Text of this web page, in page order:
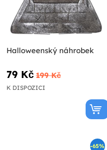
Halloweenský náhrobek
79 Kč 199 Kč
K DISPOZICI
-65%